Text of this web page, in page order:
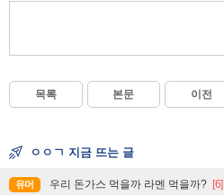
목록 본문 이전
ㅇㅇㄱ 지금 뜨는 글
유머 우리 돈가스 먹을까 라멘 먹을까? [6]